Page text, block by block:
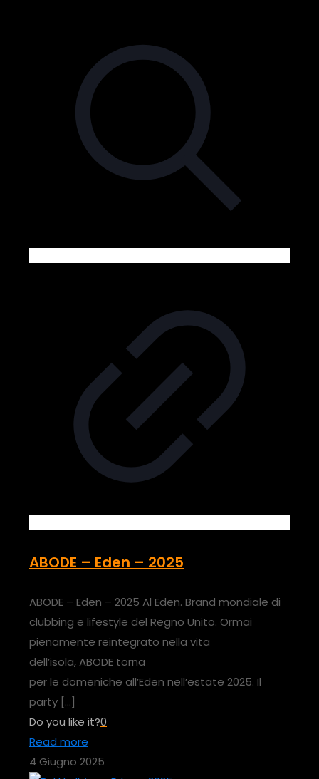
ABODE – Eden – 2025
ABODE – Eden – 2025 Al Eden. Brand mondiale di
clubbing e lifestyle del Regno Unito. Ormai
pienamente reintegrato nella vita
dell’isola, ABODE torna
per le domeniche all’Eden nell’estate 2025. Il
party […]
Do you like it?0
Read more
4 Giugno 2025